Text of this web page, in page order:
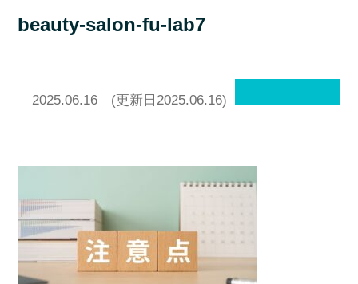
beauty-salon-fu-lab7
2025.06.16(更新日2025.06.16)